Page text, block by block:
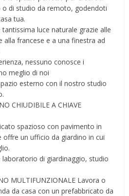
di studio da remoto, godendoti
tua.
luce naturale grazie alle
alla francese e a una finestra ad
nessuno conosce i
meglio di noi
esterno con il nostro studio
CHIUDIBILE A CHIAVE
spazioso con pavimento in
offre un ufficio da giardino in cui
laboratorio di giardinaggio, studio
MULTIFUNZIONALE Lavora o
da casa con un prefabbricato da